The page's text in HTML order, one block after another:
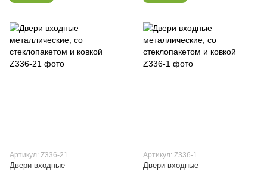
Артикул: Z336-21
Двери входные
Артикул: Z336-1
Двери входные